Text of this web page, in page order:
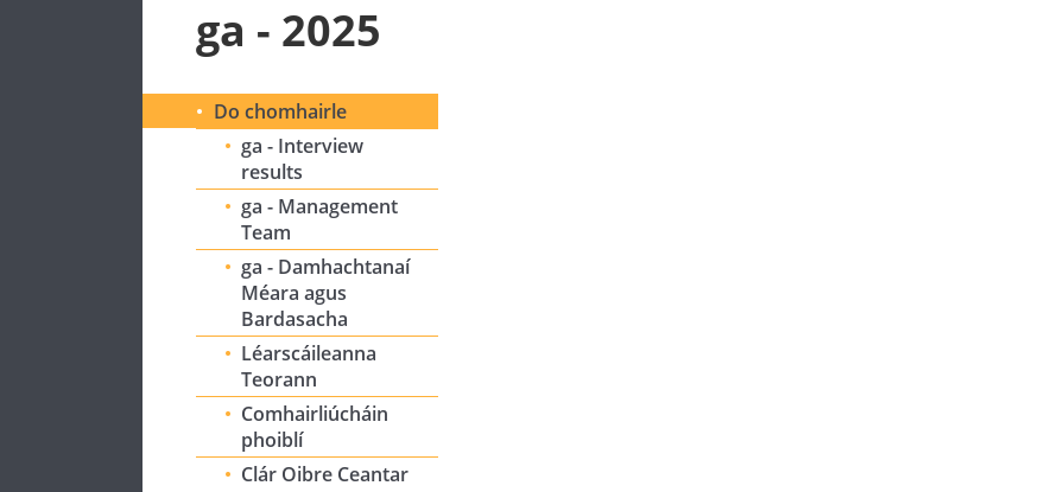
ga - 2025
Do chomhairle
ga - Interview
results
ga - Management
Team
ga - Damhachtanaí
Méara agus
Bardasacha
Léarscáileanna
Teorann
Comhairliúcháin
phoiblí
Clár Oibre Ceantar